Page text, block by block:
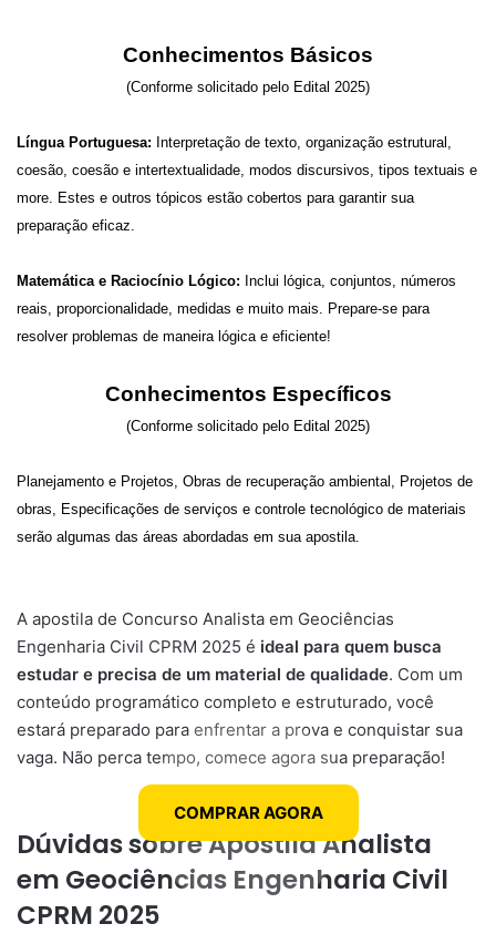
Conhecimentos Básicos
(Conforme solicitado pelo Edital 2025)
Língua Portuguesa: Interpretação de texto, organização estrutural,
coesão, coesão e intertextualidade, modos discursivos, tipos textuais e
more. Estes e outros tópicos estão cobertos para garantir sua
preparação eficaz.
Matemática e Raciocínio Lógico: Inclui lógica, conjuntos, números
reais, proporcionalidade, medidas e muito mais. Prepare-se para
resolver problemas de maneira lógica e eficiente!
Conhecimentos Específicos
(Conforme solicitado pelo Edital 2025)
Planejamento e Projetos, Obras de recuperação ambiental, Projetos de
obras, Especificações de serviços e controle tecnológico de materiais
serão algumas das áreas abordadas em sua apostila.
A apostila de Concurso Analista em Geociências
Engenharia Civil CPRM 2025 é ideal para quem busca
estudar e precisa de um material de qualidade. Com um
conteúdo programático completo e estruturado, você
estará preparado para enfrentar a prova e conquistar sua
vaga. Não perca tempo, comece agora sua preparação!
COMPRAR AGORA
Dúvidas sobre Apostila Analista
em Geociências Engenharia Civil
CPRM 2025